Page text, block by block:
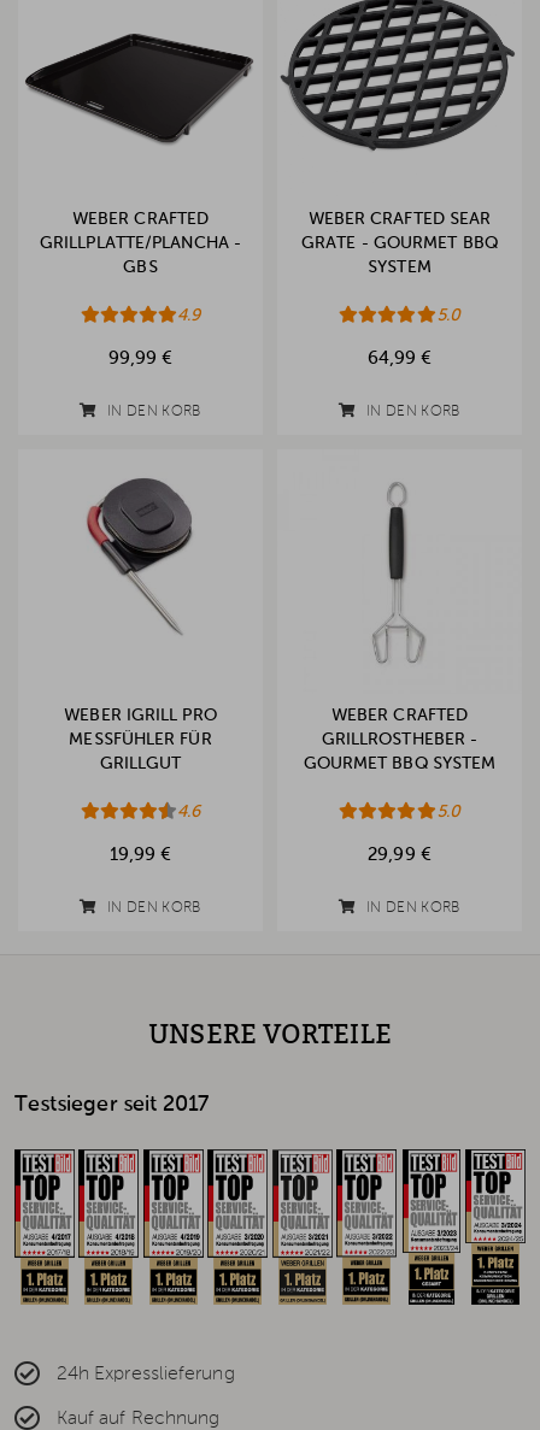
WEBER CRAFTED
GRILLPLATTE/PLANCHA -
GBS
4.9
99,99 €
IN DEN KORB
WEBER CRAFTED SEAR
GRATE - GOURMET BBQ
SYSTEM
5.0
64,99 €
IN DEN KORB
WEBER IGRILL PRO
MESSFÜHLER FÜR
GRILLGUT
4.6
19,99 €
IN DEN KORB
WEBER CRAFTED
GRILLROSTHEBER -
GOURMET BBQ SYSTEM
5.0
29,99 €
IN DEN KORB
UNSERE VORTEILE
Testsieger seit 2017
24h Expresslieferung
Kauf auf Rechnung